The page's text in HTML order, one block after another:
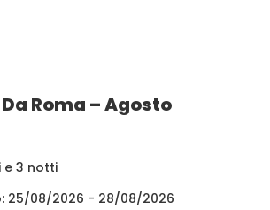
Roma – Agosto
e 3 notti
25/08/2026 - 28/08/2026